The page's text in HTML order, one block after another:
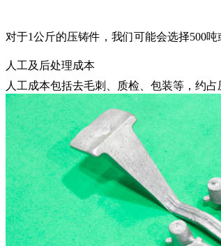
对于1公斤的压铸件，我们可能会选择500
人工及后处理成本
人工成本包括去毛刺、质检、包装等，约占